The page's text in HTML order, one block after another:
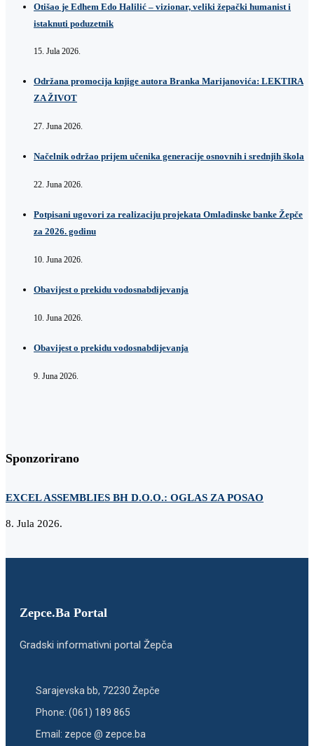
Otišao je Edhem Edo Halilić – vizionar, veliki žepački humanist i
istaknuti poduzetnik
15. Jula 2026.
Održana promocija knjige autora Branka Marijanovića: LEKTIRA
ZA ŽIVOT
27. Juna 2026.
Načelnik održao prijem učenika generacije osnovnih i srednjih škola
22. Juna 2026.
Potpisani ugovori za realizaciju projekata Omladinske banke Žepče
za 2026. godinu
10. Juna 2026.
Obavijest o prekidu vodosnabdijevanja
10. Juna 2026.
Obavijest o prekidu vodosnabdijevanja
9. Juna 2026.
Sponzorirano
EXCEL ASSEMBLIES BH D.O.O.: OGLAS ZA POSAO
8. Jula 2026.
Zepce.Ba Portal
Gradski informativni portal Žepča
Sarajevska bb, 72230 Žepče
Phone: (061) 189 865
Email: zepce @ zepce.ba